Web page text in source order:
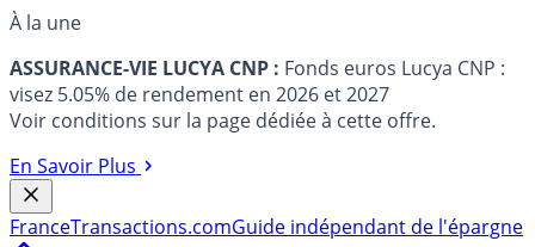
À la une
ASSURANCE-VIE LUCYA CNP : Fonds euros Lucya CNP :
visez 5.05% de rendement en 2026 et 2027
Voir conditions sur la page dédiée à cette offre.
En Savoir Plus
FranceTransactions.comGuide indépendant de l'épargne